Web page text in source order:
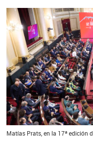
Matías Prats, en la 17ª edición